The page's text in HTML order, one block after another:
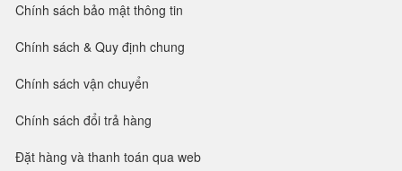
Chính sách bảo mật thông tin
Chính sách & Quy định chung
Chính sách vận chuyển
Chính sách đổi trả hàng
Đặt hàng và thanh toán qua web